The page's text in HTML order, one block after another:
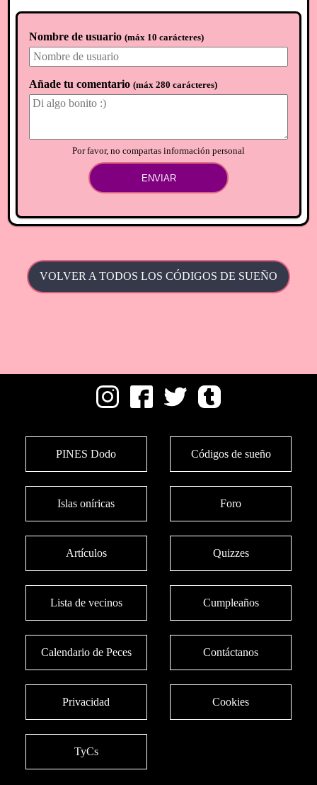
Nombre de usuario (máx 10 carácteres)
Añade tu comentario (máx 280 carácteres)
Por favor, no compartas información personal
ENVIAR
VOLVER A TODOS LOS CÓDIGOS DE SUEÑO
PINES Dodo Códigos de sueño
Islas oníricas Foro
Artículos Quizzes
Lista de vecinos Cumpleaños
Calendario de Peces Contáctanos
Privacidad Cookies
TyCs